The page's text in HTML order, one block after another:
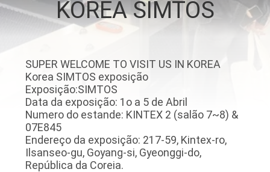
FÁBRICA
NOS
NOTÍCIA
SOLUÇÃO
KOREA SIMTOS
SUPER WELCOME TO VISIT US IN KOREA
Korea SIMTOS exposição
Exposição:SIMTOS
Data da exposição: 1o a 5 de Abril
Numero do estande: KINTEX 2 (salão 7~8) &
07E845
Endereço da exposição: 217-59, Kintex-ro,
Ilsanseo-gu, Goyang-si, Gyeonggi-do,
República da Coreia.